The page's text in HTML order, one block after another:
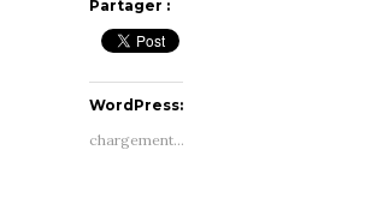
Partager :
WordPress:
chargement…